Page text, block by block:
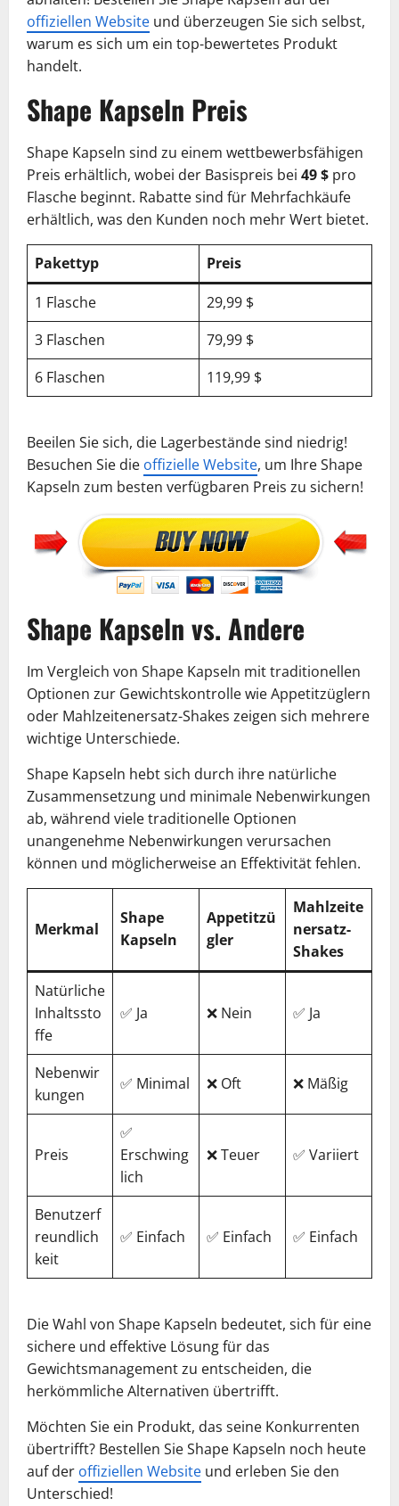
offiziellen Website und überzeugen Sie sich selbst,
warum es sich um ein top-bewertetes Produkt
handelt.
Shape Kapseln Preis
Shape Kapseln sind zu einem wettbewerbsfähigen
Preis erhältlich, wobei der Basispreis bei 49 $ pro
Flasche beginnt. Rabatte sind für Mehrfachkäufe
erhältlich, was den Kunden noch mehr Wert bietet.
Pakettyp
Preis
1 Flasche
29,99 $
3 Flaschen
79,99 $
6 Flaschen
119,99 $
Beeilen Sie sich, die Lagerbestände sind niedrig!
Besuchen Sie die offizielle Website, um Ihre Shape
Kapseln zum besten verfügbaren Preis zu sichern!
Shape Kapseln vs. Andere
Im Vergleich von Shape Kapseln mit traditionellen
Optionen zur Gewichtskontrolle wie Appetitzüglern
oder Mahlzeitenersatz-Shakes zeigen sich mehrere
wichtige Unterschiede.
Shape Kapseln hebt sich durch ihre natürliche
Zusammensetzung und minimale Nebenwirkungen
ab, während viele traditionelle Optionen
unangenehme Nebenwirkungen verursachen
können und möglicherweise an Effektivität fehlen.
Merkmal
Shape
Kapseln
Appetitzü
gler
Mahlzeite
nersatz-
Shakes
Natürliche
Inhaltssto
ffe
✅ Ja ❌ Nein ✅ Ja
Nebenwir
kungen
✅ Minimal ❌ Oft ❌ Mäßig
Preis
✅
Erschwing
lich
❌ Teuer ✅ Variiert
Benutzerf
reundlich
keit
✅ Einfach ✅ Einfach ✅ Einfach
Die Wahl von Shape Kapseln bedeutet, sich für eine
sichere und effektive Lösung für das
Gewichtsmanagement zu entscheiden, die
herkömmliche Alternativen übertrifft.
Möchten Sie ein Produkt, das seine Konkurrenten
übertrifft? Bestellen Sie Shape Kapseln noch heute
auf der offiziellen Website und erleben Sie den
Unterschied!